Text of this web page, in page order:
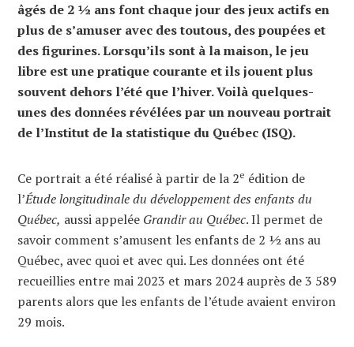
âgés de 2 ½ ans font chaque jour des jeux actifs en
plus de s’amuser avec des toutous, des poupées et
des figurines. Lorsqu’ils sont à la maison, le jeu
libre est une pratique courante et ils jouent plus
souvent dehors l’été que l’hiver. Voilà quelques-
unes des données révélées par un nouveau portrait
de l’Institut de la statistique du Québec (ISQ).
Ce portrait a été réalisé à partir de la 2e édition de
l’Étude longitudinale du développement des enfants du
Québec, aussi appelée Grandir au Québec. Il permet de
savoir comment s’amusent les enfants de 2 ½ ans au
Québec, avec quoi et avec qui. Les données ont été
recueillies entre mai 2023 et mars 2024 auprès de 3 589
parents alors que les enfants de l’étude avaient environ
29 mois.